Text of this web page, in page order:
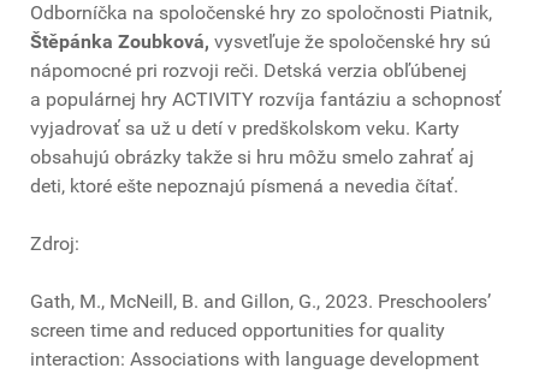
Odborníčka na spoločenské hry zo spoločnosti Piatnik,
Štěpánka Zoubková, vysvetľuje že spoločenské hry sú
nápomocné pri rozvoji reči. Detská verzia obľúbenej
a populárnej hry ACTIVITY rozvíja fantáziu a schopnosť
vyjadrovať sa už u detí v predškolskom veku. Karty
obsahujú obrázky takže si hru môžu smelo zahrať aj
deti, ktoré ešte nepoznajú písmená a nevedia čítať.
Zdroj:
Gath, M., McNeill, B. and Gillon, G., 2023. Preschoolers’
screen time and reduced opportunities for quality
interaction: Associations with language development